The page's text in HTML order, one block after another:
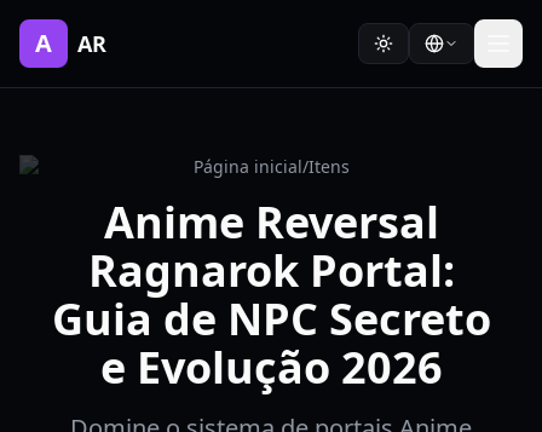
A AR
Página inicial/Itens
Anime Reversal
Ragnarok Portal:
Guia de NPC Secreto
e Evolução 2026